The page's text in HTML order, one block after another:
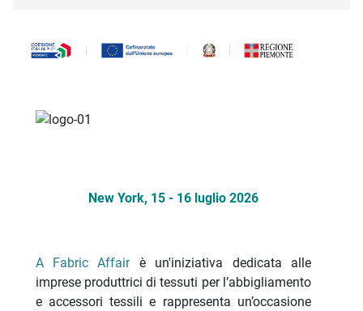
Descrizione iniziativa
New York, 15 - 16 luglio 2026
A Fabric Affairè un'iniziativa dedicata alle
imprese produttrici di tessuti per l’abbigliamento
e accessori tessili e rappresenta un’occasione